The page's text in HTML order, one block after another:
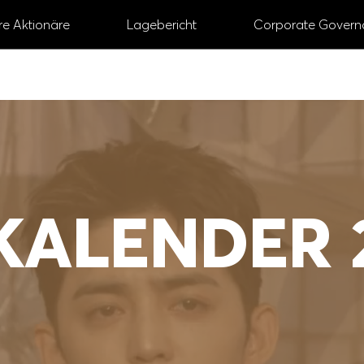
2024
# Digital
# Aktie
Aktionäre Lagebericht Corporate